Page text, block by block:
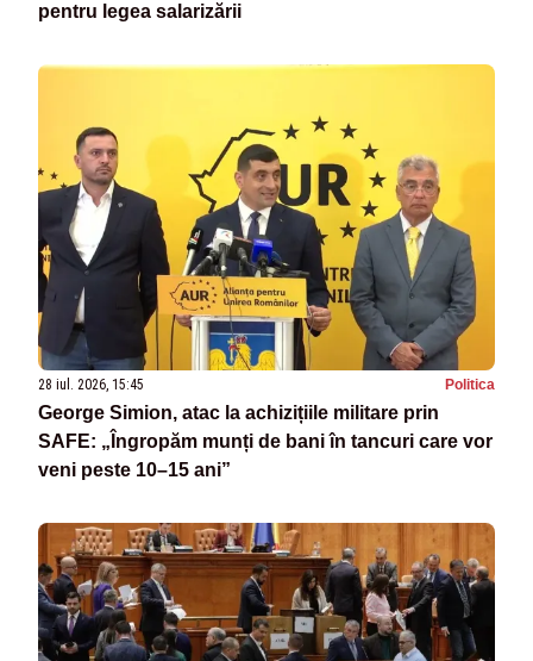
pentru legea salarizării
28 iul. 2026, 15:45 Politica
George Simion, atac la achizițiile militare prin
SAFE: „Îngropăm munți de bani în tancuri care vor
veni peste 10–15 ani”